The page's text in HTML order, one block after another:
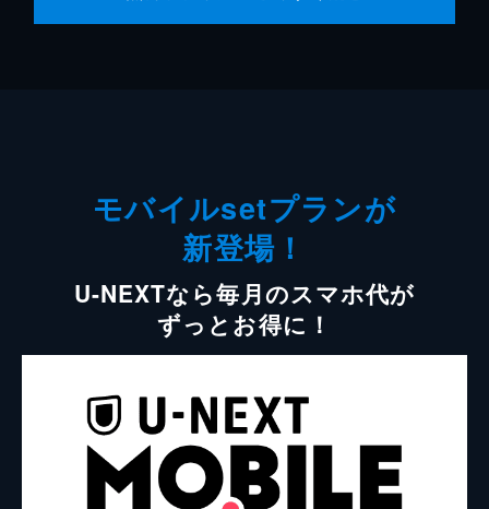
モバイルsetプランが
新登場！
U-NEXTなら毎月のスマホ代が
ずっとお得に！